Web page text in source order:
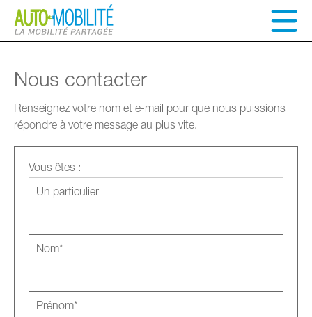
Nous contacter
Renseignez votre nom et e-mail pour que nous puissions
répondre à votre message au plus vite.
Vous êtes :